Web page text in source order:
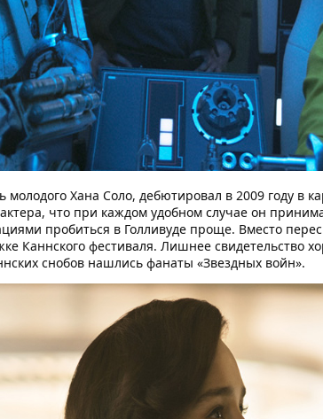
Хана Соло, дебютировал в 2009 году в
что при каждом удобном случае он
пробиться в Голливуде проще. Вместо
Каннского фестиваля. Лишнее свидетельство
снобов нашлись фанаты «Звездных войн».